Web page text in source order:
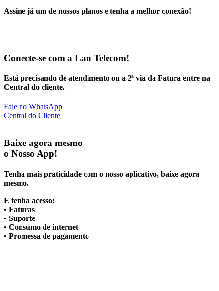
Assine já um de nossos planos e tenha a melhor conexão!
Conecte-se com a Lan Telecom!
Está precisando de atendimento ou a 2ª via da Fatura entre na
Central do cliente.
Fale no WhatsApp
Central do Cliente
Baixe agora mesmo
o Nosso App!
Tenha mais praticidade com o nosso aplicativo, baixe agora
mesmo.
E tenha acesso:
• Faturas
• Suporte
• Consumo de internet
• Promessa de pagamento